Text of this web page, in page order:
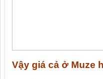
Vậy giá cả ở Muze